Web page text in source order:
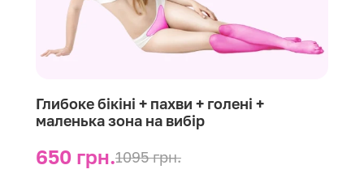
Глибоке бікіні + пахви + голені +
маленька зона на вибір
650 грн.1095 грн.